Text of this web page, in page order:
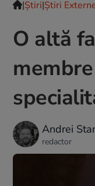
|Ştiri|Știri
O altă
Andrei
redactor